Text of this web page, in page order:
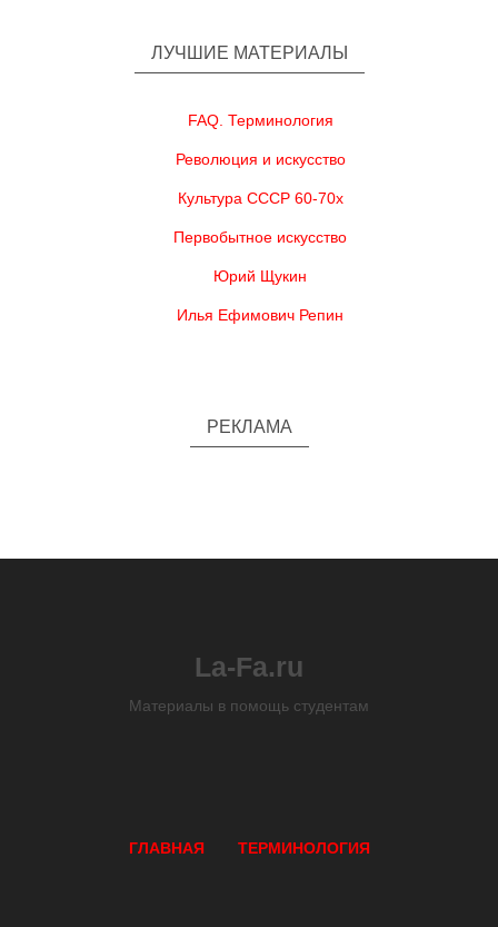
ЛУЧШИЕ МАТЕРИАЛЫ
FAQ. Терминология
Революция и искусство
Культура СССР 60-70х
Первобытное искусство
Юрий Щукин
Илья Ефимович Репин
РЕКЛАМА
La-Fa.ru
Материалы в помощь студентам
ГЛАВНАЯ ТЕРМИНОЛОГИЯ